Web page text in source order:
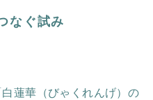
なぐ試み
蓮華（びゃくれんげ）の